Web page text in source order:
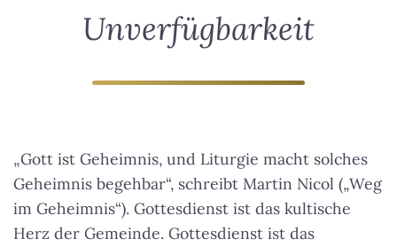
Unverfügbarkeit
„Gott ist Geheimnis, und Liturgie macht solches
Geheimnis begehbar“, schreibt Martin Nicol („Weg
im Geheimnis“). Gottesdienst ist das kultische
Herz der Gemeinde. Gottesdienst ist das